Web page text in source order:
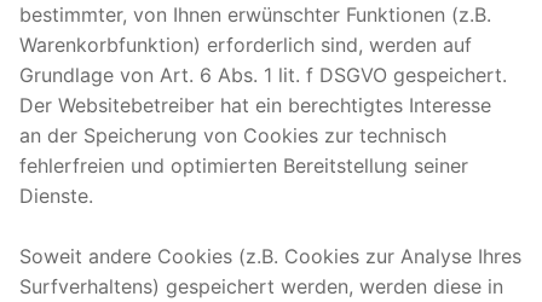
bestimmter, von Ihnen erwünschter Funktionen (z.B.
Warenkorbfunktion) erforderlich sind, werden auf
Grundlage von Art. 6 Abs. 1 lit. f DSGVO gespeichert.
Der Websitebetreiber hat ein berechtigtes Interesse
an der Speicherung von Cookies zur technisch
fehlerfreien und optimierten Bereitstellung seiner
Dienste.
Soweit andere Cookies (z.B. Cookies zur Analyse Ihres
Surfverhaltens) gespeichert werden, werden diese in